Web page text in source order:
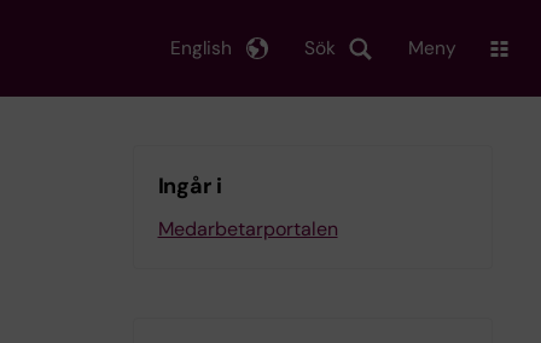
Sök
English Meny
Ingår i
Medarbetarportalen